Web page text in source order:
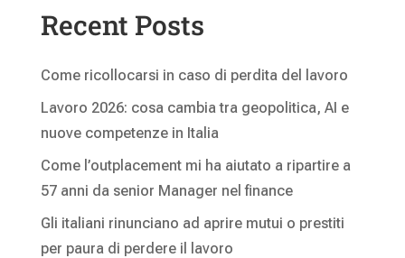
Recent Posts
Come ricollocarsi in caso di perdita del lavoro
Lavoro 2026: cosa cambia tra geopolitica, AI e
nuove competenze in Italia
Come l’outplacement mi ha aiutato a ripartire a
57 anni da senior Manager nel finance
Gli italiani rinunciano ad aprire mutui o prestiti
per paura di perdere il lavoro